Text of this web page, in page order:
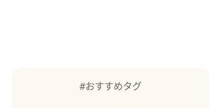
#おすすめタグ